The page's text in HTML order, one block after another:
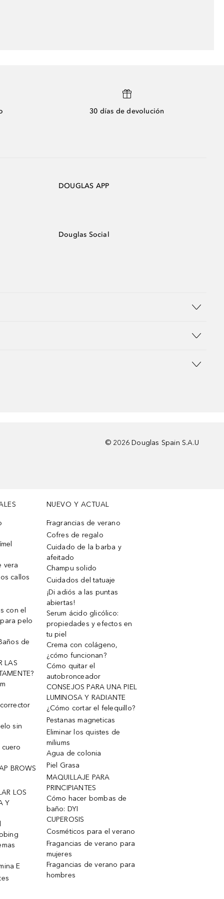
30 días de devolución
DOUGLAS APP
Douglas Social
© 2026 Douglas Spain S.A.U
vera
callos
con el
pelo
de
LAS
sin
BROWS
LOS
Y
E
NUEVO Y ACTUAL
Fragrancias de verano
Cofres de regalo
Cuidado de la barba y
afeitado
Champu solido
Cuidados del tatuaje
¡Di adiós a las puntas
abiertas!
Serum ácido glicólico:
propiedades y efectos en
tu piel
Crema con colágeno,
¿cómo funcionan?
Cómo quitar el
autobronceador
CONSEJOS PARA UNA PIEL
LUMINOSA Y RADIANTE
¿Cómo cortar el felequillo?
Pestanas magneticas
Eliminar los quistes de
miliums
Agua de colonia
Piel Grasa
MAQUILLAJE PARA
PRINCIPIANTES
Cómo hacer bombas de
baño: DYI
CUPEROSIS
Cosméticos para el verano
Fragancias de verano para
mujeres
Fragancias de verano para
hombres